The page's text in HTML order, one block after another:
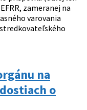
zameranej na
varovania
na
o